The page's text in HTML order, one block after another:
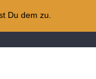
Du dem zu.